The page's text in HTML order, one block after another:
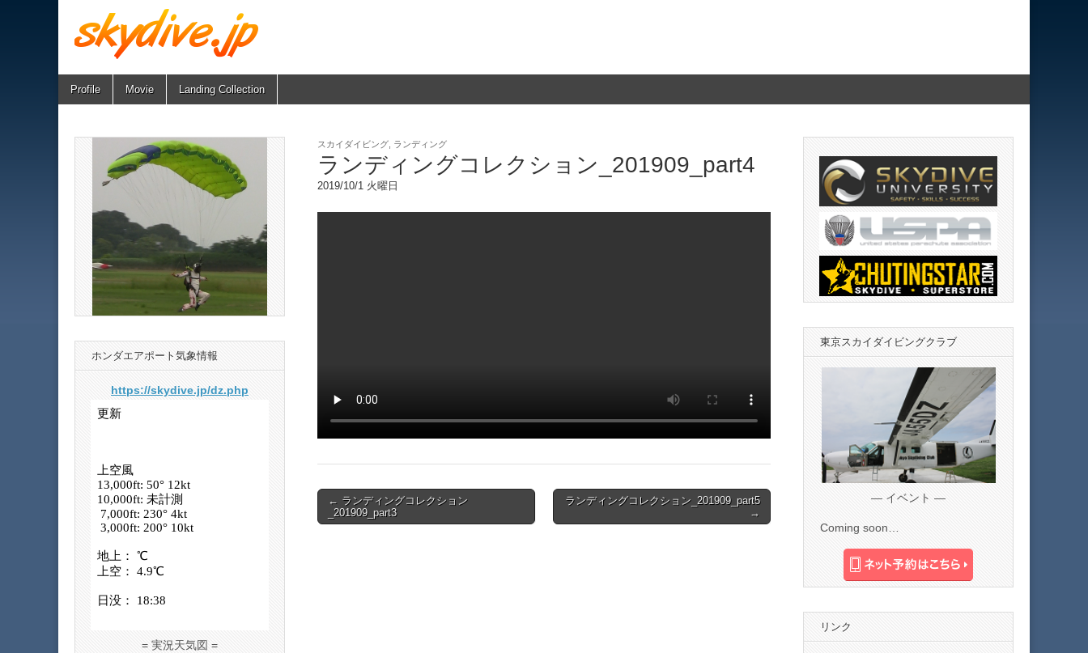
skydive.jp
Main
menu
Skip
Profile Movie Landing Collection
スカイダイビング ランディング
ランディングコレクション_201909_part4
2019/10/1 火曜日
Post
navigation
← ランディングコレクション
_201909_part3
ランディングコレクション_201909_part5
→
ホンダエアポート気象情報
https://skydive.jp/dz.php
= 実況天気図 =
東京スカイダイビングクラブ
— イベント —
Coming soon…
リンク